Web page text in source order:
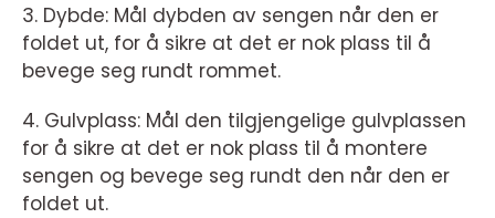
3. Dybde: Mål dybden av sengen når den er
foldet ut, for å sikre at det er nok plass til å
bevege seg rundt rommet.
4. Gulvplass: Mål den tilgjengelige gulvplassen
for å sikre at det er nok plass til å montere
sengen og bevege seg rundt den når den er
foldet ut.